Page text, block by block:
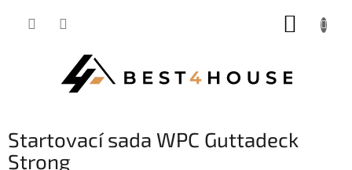
Startovací sada WPC Guttadeck
Strong